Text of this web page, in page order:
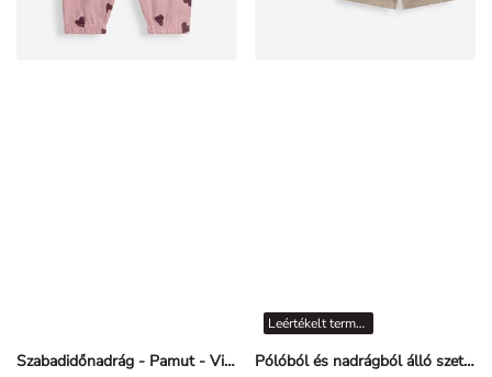
Szabadidőnadrág - Pamut - Világos rózsaszín
Pólóból és nadrágból álló szett - Feliratos nyomott minta - Törtfehér
Leértékelt termékek